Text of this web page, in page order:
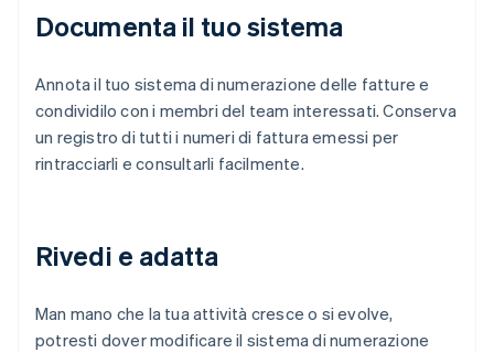
Documenta il tuo sistema
Annota il tuo sistema di numerazione delle fatture e
condividilo con i membri del team interessati. Conserva
un registro di tutti i numeri di fattura emessi per
rintracciarli e consultarli facilmente.
Rivedi e adatta
Man mano che la tua attività cresce o si evolve,
potresti dover modificare il sistema di numerazione